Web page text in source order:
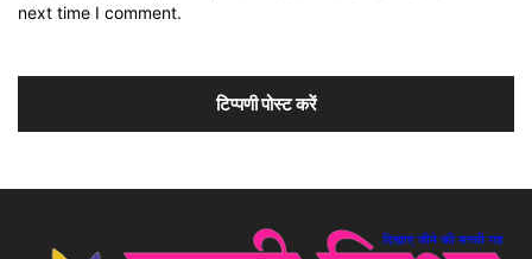
next time I comment.